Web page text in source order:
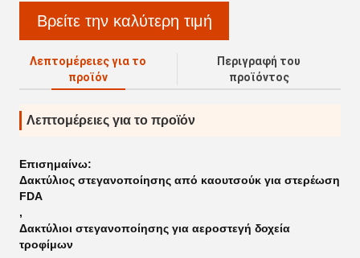
Βρείτε την καλύτερη τιμή
Λεπτομέρειες για το
προϊόν
Περιγραφή του
προϊόντος
Λεπτομέρειες για το προϊόν
Επισημαίνω:
Δακτύλιος στεγανοποίησης από καουτσούκ για στερέωση
FDA
,
Δακτύλιοι στεγανοποίησης για αεροστεγή δοχεία
τροφίμων